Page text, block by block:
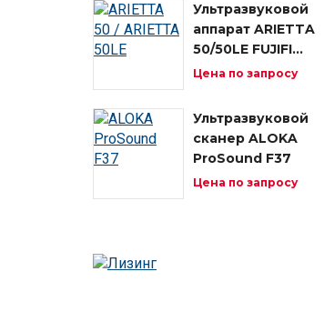
Ультразвуковой
аппарат ARIETTA
50/50LE FUJIFI…
Цена по запросу
Ультразвуковой
сканер ALOKA
ProSound F37
Цена по запросу
Изображение